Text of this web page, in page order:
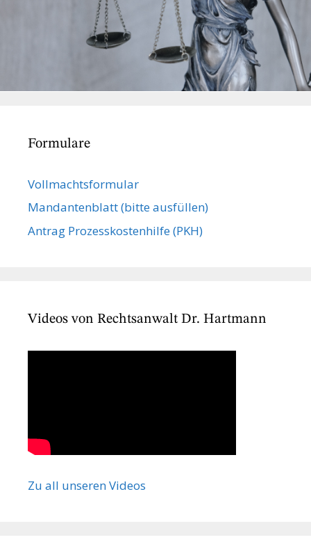
Formulare
Vollmachts­formular
Mandanten­blatt (bitte ausfüllen)
Antrag Prozesskostenhilfe (PKH)
Videos von Rechtsanwalt Dr. Hartmann
Zu all unseren Videos